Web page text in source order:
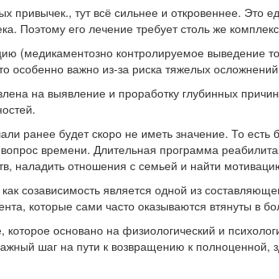
привычек., тут всё сильнее и откровеннее. Это
Поэтому его лечение требует столь же
(медикаментозно контролируемое выведение
особенно важно из-за риска тяжелых
на выявление и проработку глубинных
ранее будет скоро не иметь значение. То
времени. Длительная программа
наладить отношения с семьей и найти
созависимость является одной из
которые сами часто оказываются втянуты в
основано на физиологический и
шаг на пути к возвращению к полноценной,